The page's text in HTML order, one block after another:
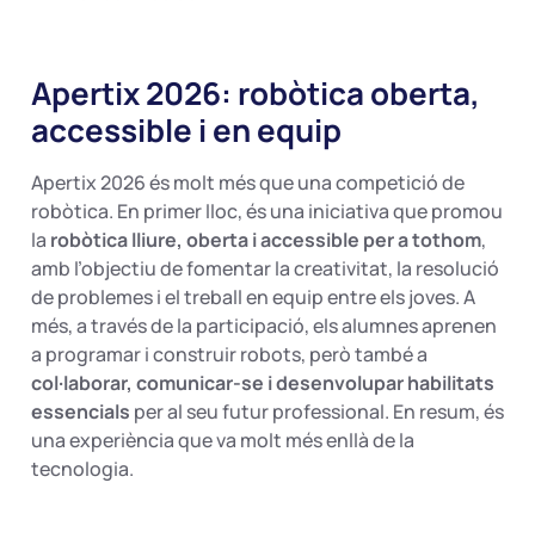
Apertix 2026: robòtica oberta,
accessible i en equip
Apertix 2026 és molt més que una competició de
robòtica. En primer lloc, és una iniciativa que promou
la robòtica lliure, oberta i accessible per a tothom,
amb l’objectiu de fomentar la creativitat, la resolució
de problemes i el treball en equip entre els joves. A
més, a través de la participació, els alumnes aprenen
a programar i construir robots, però també a
col·laborar, comunicar-se i desenvolupar habilitats
essencials per al seu futur professional. En resum, és
una experiència que va molt més enllà de la
tecnologia.